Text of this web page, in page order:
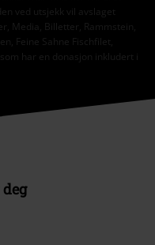
ved utsjekk vil avslaget
Media, Billetter, Rammstein,
Feine Sahne Fischfilet,
har en donasjon inkludert i